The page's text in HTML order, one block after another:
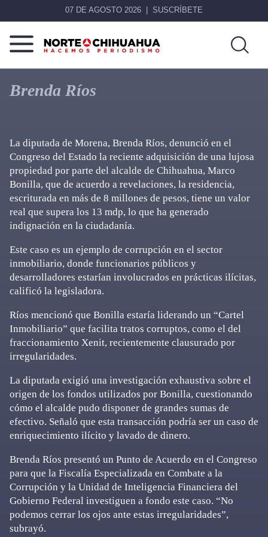
07 DE AGOSTO 2026 SUSCRÍBETE
Norte
De
Chihuahua
Más
que
noticias,
Brenda Ríos
La diputada de Morena, Brenda Ríos, denunció en el
Congreso del Estado la reciente adquisición de una lujosa
propiedad por parte del alcalde de Chihuahua, Marco
Bonilla, que de acuerdo a revelaciones, la residencia,
escriturada en más de 8 millones de pesos, tiene un valor
real que supera los 13 mdp, lo que ha generado
indignación en la ciudadanía.
Este caso es un ejemplo de corrupción en el sector
inmobiliario, donde funcionarios públicos y
desarrolladores estarían involucrados en prácticas ilícitas,
calificó la legisladora.
Ríos mencionó que Bonilla estaría liderando un “Cartel
Inmobiliario” que facilita tratos corruptos, como el del
fraccionamiento Xenit, recientemente clausurado por
irregularidades.
La diputada exigió una investigación exhaustiva sobre el
origen de los fondos utilizados por Bonilla, cuestionando
cómo el alcalde pudo disponer de grandes sumas de
efectivo. Señaló que esta transacción podría ser un caso de
enriquecimiento ilícito y lavado de dinero.
Brenda Ríos presentó un Punto de Acuerdo en el Congreso
para que la Fiscalía Especializada en Combate a la
Corrupción y la Unidad de Inteligencia Financiera del
Gobierno Federal investiguen a fondo este caso. “No
podemos cerrar los ojos ante estas irregularidades”,
subrayó.